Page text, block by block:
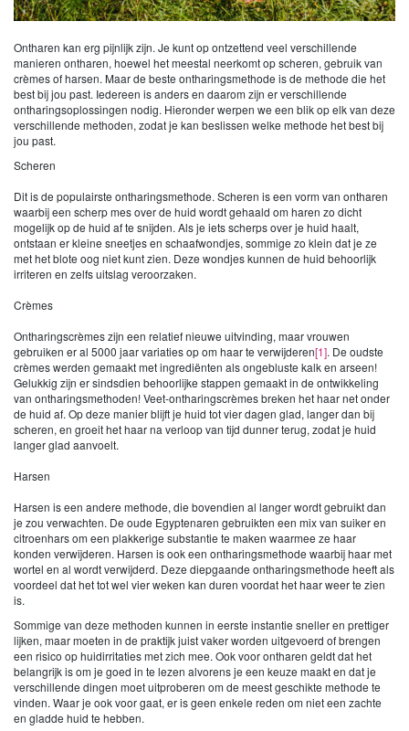
Ontharen kan erg pijnlijk zijn. Je kunt op ontzettend veel verschillende
manieren ontharen, hoewel het meestal neerkomt op scheren, gebruik van
crèmes of harsen. Maar de beste ontharingsmethode is de methode die het
best bij jou past. Iedereen is anders en daarom zijn er verschillende
ontharingsoplossingen nodig. Hieronder werpen we een blik op elk van deze
verschillende methoden, zodat je kan beslissen welke methode het best bij
jou past.
Scheren
Dit is de populairste ontharingsmethode. Scheren is een vorm van ontharen
waarbij een scherp mes over de huid wordt gehaald om haren zo dicht
mogelijk op de huid af te snijden. Als je iets scherps over je huid haalt,
ontstaan er kleine sneetjes en schaafwondjes, sommige zo klein dat je ze
met het blote oog niet kunt zien. Deze wondjes kunnen de huid behoorlijk
irriteren en zelfs uitslag veroorzaken.
Crèmes
Ontharingscrèmes zijn een relatief nieuwe uitvinding, maar vrouwen
gebruiken er al 5000 jaar variaties op om haar te verwijderen[1]. De oudste
crèmes werden gemaakt met ingrediënten als ongebluste kalk en arseen!
Gelukkig zijn er sindsdien behoorlijke stappen gemaakt in de ontwikkeling
van ontharingsmethoden! Veet-ontharingscrèmes breken het haar net onder
de huid af. Op deze manier blijft je huid tot vier dagen glad, langer dan bij
scheren, en groeit het haar na verloop van tijd dunner terug, zodat je huid
langer glad aanvoelt.
Harsen
Harsen is een andere methode, die bovendien al langer wordt gebruikt dan
je zou verwachten. De oude Egyptenaren gebruikten een mix van suiker en
citroenhars om een plakkerige substantie te maken waarmee ze haar
konden verwijderen. Harsen is ook een ontharingsmethode waarbij haar met
wortel en al wordt verwijderd. Deze diepgaande ontharingsmethode heeft als
voordeel dat het tot wel vier weken kan duren voordat het haar weer te zien
is.
Sommige van deze methoden kunnen in eerste instantie sneller en prettiger
lijken, maar moeten in de praktijk juist vaker worden uitgevoerd of brengen
een risico op huidirritaties met zich mee. Ook voor ontharen geldt dat het
belangrijk is om je goed in te lezen alvorens je een keuze maakt en dat je
verschillende dingen moet uitproberen om de meest geschikte methode te
vinden. Waar je ook voor gaat, er is geen enkele reden om niet een zachte
en gladde huid te hebben.